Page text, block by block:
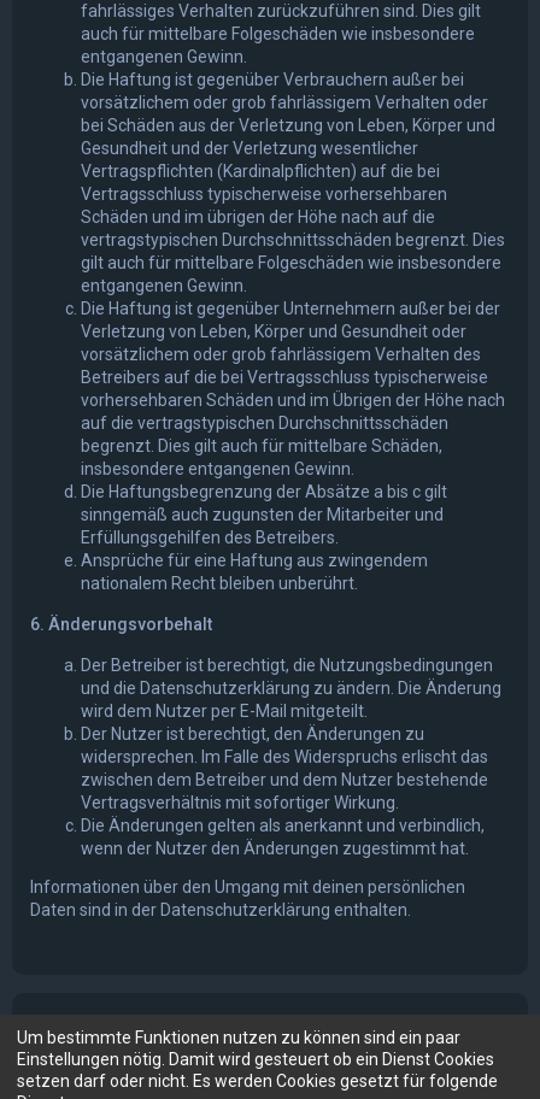
fahrlässiges Verhalten zurückzuführen sind. Dies gilt
auch für mittelbare Folgeschäden wie insbesondere
entgangenen Gewinn.
Die Haftung ist gegenüber Verbrauchern außer bei
vorsätzlichem oder grob fahrlässigem Verhalten oder
bei Schäden aus der Verletzung von Leben, Körper und
Gesundheit und der Verletzung wesentlicher
Vertragspflichten (Kardinalpflichten) auf die bei
Vertragsschluss typischerweise vorhersehbaren
Schäden und im übrigen der Höhe nach auf die
vertragstypischen Durchschnittsschäden begrenzt. Dies
gilt auch für mittelbare Folgeschäden wie insbesondere
entgangenen Gewinn.
Die Haftung ist gegenüber Unternehmern außer bei der
Verletzung von Leben, Körper und Gesundheit oder
vorsätzlichem oder grob fahrlässigem Verhalten des
Betreibers auf die bei Vertragsschluss typischerweise
vorhersehbaren Schäden und im Übrigen der Höhe nach
auf die vertragstypischen Durchschnittsschäden
begrenzt. Dies gilt auch für mittelbare Schäden,
insbesondere entgangenen Gewinn.
Die Haftungsbegrenzung der Absätze a bis c gilt
sinngemäß auch zugunsten der Mitarbeiter und
Erfüllungsgehilfen des Betreibers.
Ansprüche für eine Haftung aus zwingendem
nationalem Recht bleiben unberührt.
6. Änderungsvorbehalt
Der Betreiber ist berechtigt, die Nutzungsbedingungen
und die Datenschutzerklärung zu ändern. Die Änderung
wird dem Nutzer per E-Mail mitgeteilt.
Der Nutzer ist berechtigt, den Änderungen zu
widersprechen. Im Falle des Widerspruchs erlischt das
zwischen dem Betreiber und dem Nutzer bestehende
Vertragsverhältnis mit sofortiger Wirkung.
Die Änderungen gelten als anerkannt und verbindlich,
wenn der Nutzer den Änderungen zugestimmt hat.
Informationen über den Umgang mit deinen persönlichen
Daten sind in der Datenschutzerklärung enthalten.
Um bestimmte Funktionen nutzen zu können sind ein paar
Einstellungen nötig. Damit wird gesteuert ob ein Dienst Cookies
setzen darf oder nicht. Es werden Cookies gesetzt für folgende